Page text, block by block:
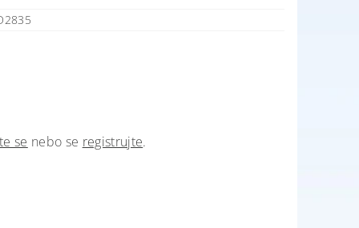
se nebo se registrujte.